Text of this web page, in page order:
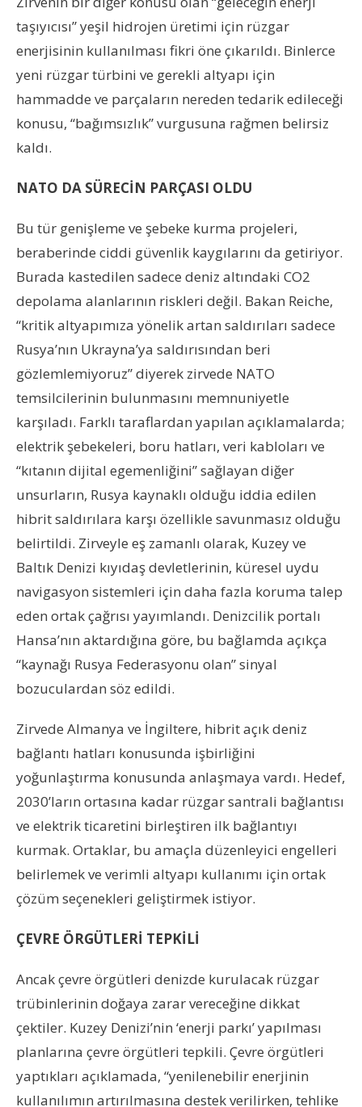
taşıyıcısı” yeşil hidrojen üretimi için rüzgar
enerjisinin kullanılması fikri öne çıkarıldı. Binlerce
yeni rüzgar türbini ve gerekli altyapı için
hammadde ve parçaların nereden tedarik edileceği
konusu, “bağımsızlık” vurgusuna rağmen belirsiz
kaldı.
NATO DA SÜRECİN PARÇASI OLDU
Bu tür genişleme ve şebeke kurma projeleri,
beraberinde ciddi güvenlik kaygılarını da getiriyor.
Burada kastedilen sadece deniz altındaki CO2
depolama alanlarının riskleri değil. Bakan Reiche,
“kritik altyapımıza yönelik artan saldırıları sadece
Rusya’nın Ukrayna’ya saldırısından beri
gözlemlemiyoruz” diyerek zirvede NATO
temsilcilerinin bulunmasını memnuniyetle
karşıladı. Farklı taraflardan yapılan açıklamalarda;
elektrik şebekeleri, boru hatları, veri kabloları ve
“kıtanın dijital egemenliğini” sağlayan diğer
unsurların, Rusya kaynaklı olduğu iddia edilen
hibrit saldırılara karşı özellikle savunmasız olduğu
belirtildi. Zirveyle eş zamanlı olarak, Kuzey ve
Baltık Denizi kıyıdaş devletlerinin, küresel uydu
navigasyon sistemleri için daha fazla koruma talep
eden ortak çağrısı yayımlandı. Denizcilik portalı
Hansa’nın aktardığına göre, bu bağlamda açıkça
“kaynağı Rusya Federasyonu olan” sinyal
bozuculardan söz edildi.
Zirvede Almanya ve İngiltere, hibrit açık deniz
bağlantı hatları konusunda işbirliğini
yoğunlaştırma konusunda anlaşmaya vardı. Hedef,
2030’ların ortasına kadar rüzgar santrali bağlantısı
ve elektrik ticaretini birleştiren ilk bağlantıyı
kurmak. Ortaklar, bu amaçla düzenleyici engelleri
belirlemek ve verimli altyapı kullanımı için ortak
çözüm seçenekleri geliştirmek istiyor.
ÇEVRE ÖRGÜTLERİ TEPKİLİ
Ancak çevre örgütleri denizde kurulacak rüzgar
trübinlerinin doğaya zarar vereceğine dikkat
çektiler. Kuzey Denizi’nin ‘enerji parkı’ yapılması
planlarına çevre örgütleri tepkili. Çevre örgütleri
yaptıkları açıklamada, “yenilenebilir enerjinin
kullanılımın artırılmasına destek verilirken, tehlike